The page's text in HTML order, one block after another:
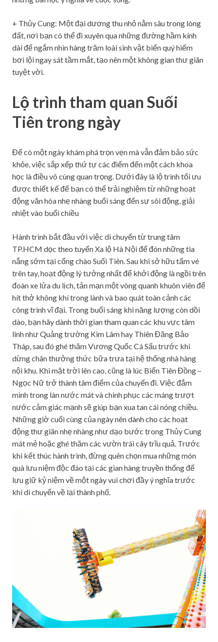
+ Thủy Cung: Một đại dương thu nhỏ nằm sâu trong lòng
đất, nơi bạn có thể đi xuyên qua những đường hầm kính
dài để ngắm nhìn hàng trăm loài sinh vật biển quý hiếm
bơi lội ngay sát tầm mắt, tạo nên một không gian thư giãn
tuyệt vời.
Lộ trình tham quan Suối
Tiên trong ngày
Để có một ngày khám phá trọn vẹn mà vẫn đảm bảo sức
khỏe, việc sắp xếp thứ tự các điểm đến một cách khoa
học là điều vô cùng quan trọng. Dưới đây là lộ trình tối ưu
được thiết kế để bạn có thể trải nghiệm từ những hoạt
động văn hóa nhẹ nhàng buổi sáng đến sự sôi động, giải
nhiệt vào buổi chiều
Hành trình bắt đầu với việc di chuyển từ trung tâm
TP.HCM dọc theo tuyến Xa lộ Hà Nội để đón những tia
nắng sớm tại cổng chào Suối Tiên. Sau khi sở hữu tấm vé
trên tay, hoạt động lý tưởng nhất để khởi động là ngồi trên
đoàn xe lửa du lịch, tản mạn một vòng quanh khuôn viên để
hít thở không khí trong lành và bao quát toàn cảnh các
công trình vĩ đại. Trong buổi sáng khi năng lượng còn dồi
dào, bạn hãy dành thời gian tham quan các khu vực tâm
linh như Quảng trường Kim Lâm hay Thiên Đăng Bảo
Tháp, sau đó ghé thăm Vương Quốc Cá Sấu trước khi
dừng chân thưởng thức bữa trưa tại hệ thống nhà hàng
nội khu. Khi mặt trời lên cao, cũng là lúc Biển Tiên Đồng –
Ngọc Nữ trở thành tâm điểm của chuyến đi. Việc đắm
mình trong làn nước mát và chinh phục các máng trượt
nước cảm giác mạnh sẽ giúp bạn xua tan cái nóng chiều.
Những giờ cuối cùng của ngày nên dành cho các hoạt
động thư giãn nhẹ nhàng như dạo bước trong Thủy Cung
mát mẻ hoặc ghé thăm các vườn trái cây trĩu quả. Trước
khi kết thúc hành trình, đừng quên chọn mua những món
quà lưu niệm độc đáo tại các gian hàng truyền thống để
lưu giữ kỷ niệm về một ngày vui chơi đầy ý nghĩa trước
khi di chuyển về lại thành phố.